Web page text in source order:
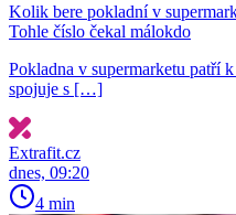
Kolik bere pokladní v
Tohle číslo čekal málokdo
Pokladna v supermarketu patří
spojuje s […]
Extrafit.cz
dnes, 09:20
4 min